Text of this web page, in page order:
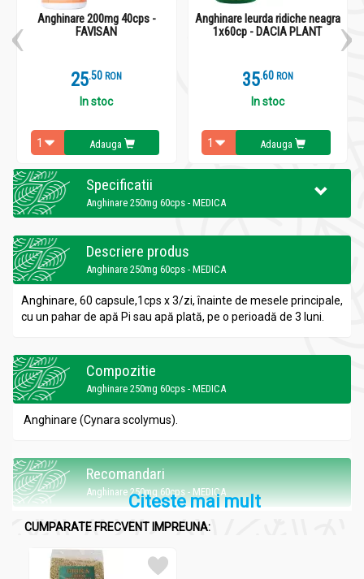
Anghinare 200mg 40cps -
FAVISAN
25.5 RON
In stoc
Adauga
Anghinare leurda ridiche neagra
1x60cp - DACIA PLANT
35.6 RON
In stoc
Adauga
Specificatii
Anghinare 250mg 60cps - MEDICA
Descriere produs
Anghinare 250mg 60cps - MEDICA
Anghinare, 60 capsule,1cps x 3/zi, înainte de mesele principale,
cu un pahar de apă Pi sau apă plată, pe o perioadă de 3 luni.
Compozitie
Anghinare 250mg 60cps - MEDICA
Anghinare (Cynara scolymus).
Recomandari
Anghinare 250mg 60cps - MEDICA
-ajuta digestia prin reglarea secretiei biliare;
-ajuta la eliminarea toxinelor din organism.
Citeste mai mult
CUMPARATE FRECVENT IMPREUNA: